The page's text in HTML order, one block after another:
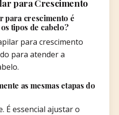
para Crescimento
para crescimento é
tipos de cabelo?
para crescimento
para atender a
as mesmas etapas do
É essencial ajustar o